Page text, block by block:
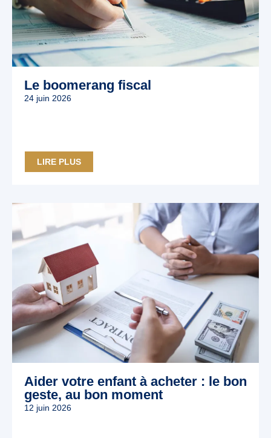
Le boomerang fiscal
24 juin 2026
LIRE PLUS
Aider votre enfant à acheter : le bon
geste, au bon moment
12 juin 2026